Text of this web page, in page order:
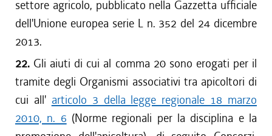
settore agricolo, pubblicato nella Gazzetta ufficiale
dell'Unione europea serie L n. 352 del 24 dicembre
2013.
22. Gli aiuti di cui al comma 20 sono erogati per il
tramite degli Organismi associativi tra apicoltori di
cui all' articolo 3 della legge regionale 18 marzo
2010, n. 6 (Norme regionali per la disciplina e la